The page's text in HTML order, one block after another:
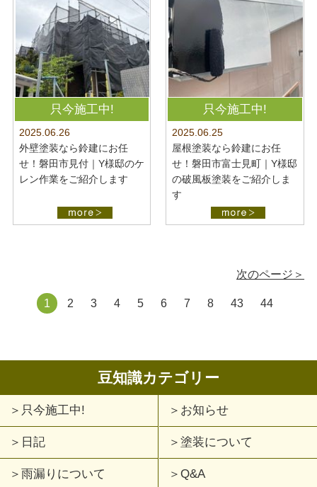
只今施工中!
2025.06.26
外壁塗装なら鈴建にお任
せ！磐田市見付｜Y様邸のケ
レン作業をご紹介します
只今施工中!
2025.06.25
屋根塗装なら鈴建にお任
せ！磐田市富士見町｜Y様邸
の破風板塗装をご紹介しま
す
1 2 3 4 5 6 7 8 43 44
次のページ＞
豆知識カテゴリー
只今施工中! お知らせ
日記 塗装について
雨漏りについて Q&A